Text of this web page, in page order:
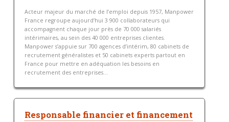
Acteur majeur du marché de l’emploi depuis 1957, Manpower
France regroupe aujourd’hui 3 900 collaborateurs qui
accompagnent chaque jour près de 70 000 salariés
intérimaires, au sein des 40 000 entreprises clientes.
Manpower s’appuie sur 700 agences d’intérim, 80 cabinets de
recrutement généralistes et 50 cabinets experts partout en
France pour mettre en adéquation les besoins en
recrutement des entreprises...
Responsable financier et financement